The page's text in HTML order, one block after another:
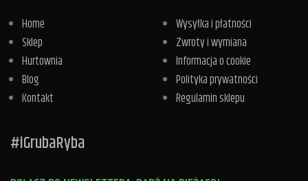
Home
Sklep
Hurtownia
Blog
Kontakt
Wysyłka i płatności
Zwroty i wymiana
Informacja o cookie
Polityka prywatności
Regulamin sklepu
#iGrubaRyba